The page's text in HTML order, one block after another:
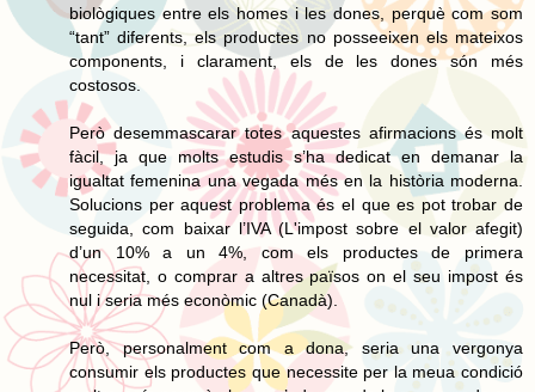
biològiques entre els homes i les dones, perquè com som
“tant” diferents, els productes no posseeixen els mateixos
components, i clarament, els de les dones són més
costosos.
Però desemmascarar totes aquestes afirmacions és molt
fàcil, ja que molts estudis s’ha dedicat en demanar la
igualtat femenina una vegada més en la història moderna.
Solucions per aquest problema és el que es pot trobar de
seguida, com baixar l’IVA (L'impost sobre el valor afegit)
d’un 10% a un 4%, com els productes de primera
necessitat, o comprar a altres països on el seu impost és
nul i seria més econòmic (Canadà).
Però, personalment com a dona, seria una vergonya
consumir els productes que necessite per la meua condició